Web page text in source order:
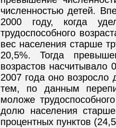
численностью детей.
2000 году, когда
трудоспособного
вес населения старше
20,5%. Тогда
возрастов насчитывало
2007 года оно возросло
тем, по данным
моложе
долю населения
процентных пунктов